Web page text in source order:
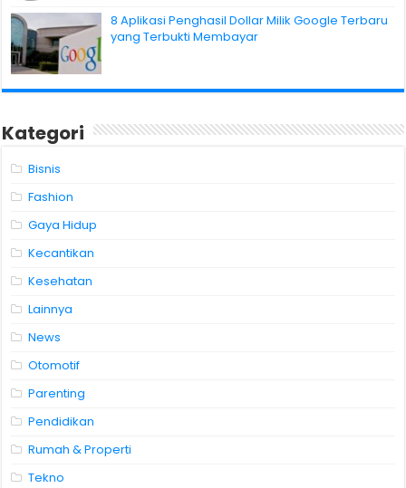
8 Aplikasi Penghasil Dollar Milik Google Terbaru
yang Terbukti Membayar
Kategori
Bisnis
Fashion
Gaya Hidup
Kecantikan
Kesehatan
Lainnya
News
Otomotif
Parenting
Pendidikan
Rumah & Properti
Tekno